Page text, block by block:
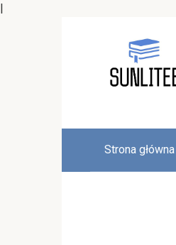
|
Strona główna